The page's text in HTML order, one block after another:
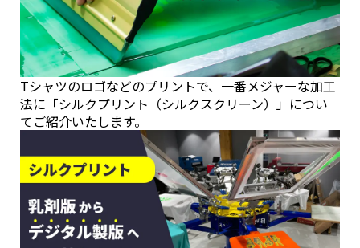
Tシャツのロゴなどのプリントで、一番メジャーな加工
法に「シルクプリント（シルクスクリーン）」につい
てご紹介いたします。